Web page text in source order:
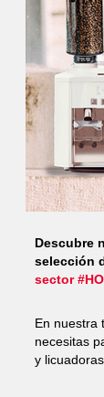
Descubre
selección
sector
En nuestra
necesitas
y